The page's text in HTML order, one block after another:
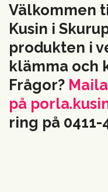
Välkommen
Kusin i
produkten i
klämma och
Frågor?
på
ring på 0411-